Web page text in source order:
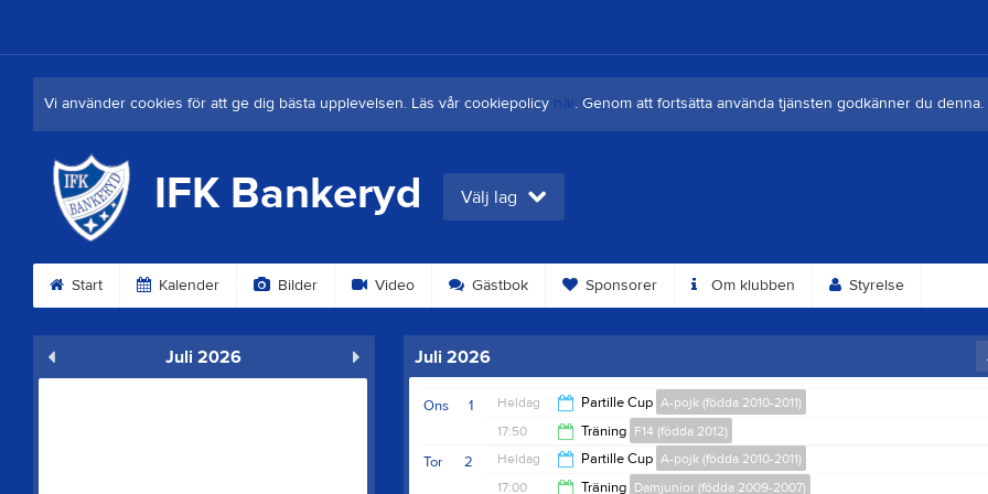
Vi använder cookies för att ge dig bästa upplevelsen. Läs vår cookiepolicy här. Genom att fortsätta använda tjänsten godkänner du denna.
IFK Bankeryd Välj lag
Start Kalender Bilder Video Gästbok Sponsorer Om klubben Styrelse
Juli 2026 Juli 2026
1
Ons Heldag Partille Cup A-pojk (födda 2010-2011)
17:50
Träning F14 (födda 2012)
19:05
2
Tor Heldag Partille Cup A-pojk (födda 2010-2011)
17:00
Träning Damjunior (födda 2009-2007)